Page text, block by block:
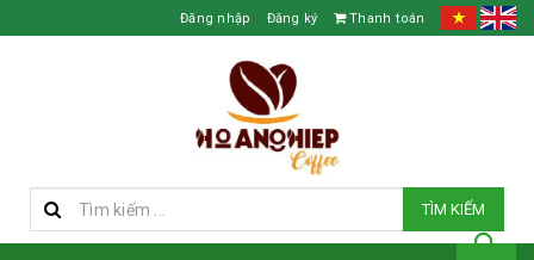
Đăng nhập Đăng ký Thanh toán
TÌM KIẾM